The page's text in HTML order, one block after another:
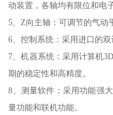
动装置，各轴均有限位和电
5、Z向主轴：可调节的气动
6、控制系统：采用进口的双
7、机器系统：采用计算机
期的稳定性和高精度。
8、测量软件：采用功能强
量功能和联机功能。